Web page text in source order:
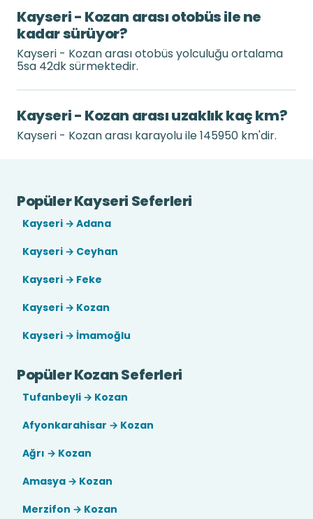
Kayseri - Kozan arası otobüs ile ne
kadar sürüyor?
Kayseri - Kozan arası otobüs yolculuğu ortalama
5sa 42dk sürmektedir.
Kayseri - Kozan arası uzaklık kaç km?
Kayseri - Kozan arası karayolu ile 145950 km'dir.
Popüler Kayseri Seferleri
Kayseri → Adana
Kayseri → Ceyhan
Kayseri → Feke
Kayseri → Kozan
Kayseri → İmamoğlu
Popüler Kozan Seferleri
Tufanbeyli → Kozan
Afyonkarahisar → Kozan
Ağrı → Kozan
Amasya → Kozan
Merzifon → Kozan